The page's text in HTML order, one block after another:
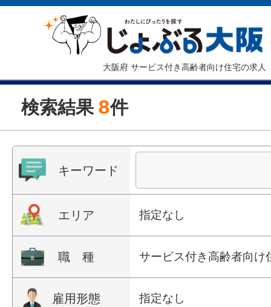
大阪府 サービス付き高齢者向け住宅の求人
検索結果 8件
キーワード
エリア 指定なし
職 種 サービス付き高齢者向け
雇用形態 指定なし